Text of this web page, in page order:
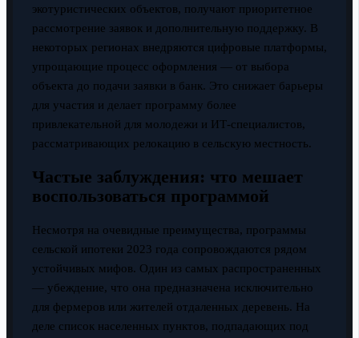
экотуристических объектов, получают приоритетное
рассмотрение заявок и дополнительную поддержку. В
некоторых регионах внедряются цифровые платформы,
упрощающие процесс оформления — от выбора
объекта до подачи заявки в банк. Это снижает барьеры
для участия и делает программу более
привлекательной для молодежи и ИТ-специалистов,
рассматривающих релокацию в сельскую местность.
Частые заблуждения: что мешает
воспользоваться программой
Несмотря на очевидные преимущества, программы
сельской ипотеки 2023 года сопровождаются рядом
устойчивых мифов. Один из самых распространенных
— убеждение, что она предназначена исключительно
для фермеров или жителей отдаленных деревень. На
деле список населенных пунктов, подпадающих под